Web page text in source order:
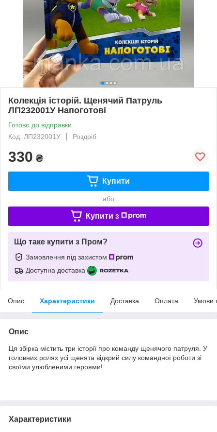
Колекція історій. Щенячий Патруль
ЛП232001У Напоготові
Готово до відправки
Код: ЛП232001У
Роздріб
330 ₴
Купити
або
Купити з
Що таке купити з Пром?
Замовлення під захистом
Доступна доставка
Опис Характеристики Доставка Оплата Умови
Опис
Ця збірка містить три історії про команду щенячого патруля. У
головних ролях усі щенята відкрий силу командної роботи зі
своїми улюбленими героями!
Характеристики